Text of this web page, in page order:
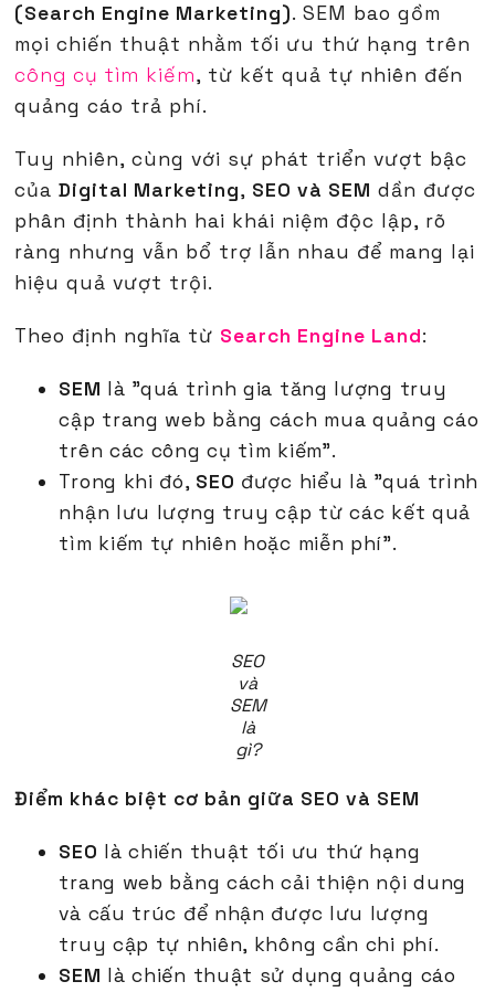
(Search Engine Marketing). SEM bao gồm
mọi chiến thuật nhằm tối ưu thứ hạng trên
công cụ tìm kiếm, từ kết quả tự nhiên đến
quảng cáo trả phí.
Tuy nhiên, cùng với sự phát triển vượt bậc
củaDigital Marketing, SEO và SEM dần được
phân định thành hai khái niệm độc lập, rõ
ràng nhưng vẫn bổ trợ lẫn nhau để mang lại
hiệu quả vượt trội.
Theo định nghĩa từ Search Engine Land:
SEM là "quá trình gia tăng lượng truy
cập trang web bằng cách mua quảng cáo
trên các công cụ tìm kiếm".
Trong khi đó, SEO được hiểu là "quá trình
nhận lưu lượng truy cập từ các kết quả
tìm kiếm tự nhiên hoặc miễn phí".
SEO
và
SEM
là
gì?
Điểm khác biệt cơ bản giữa SEO và SEM
SEO là chiến thuật tối ưu thứ hạng
trang web bằng cách cải thiện nội dung
và cấu trúc để nhận được lưu lượng
truy cập tự nhiên, không cần chi phí.
SEM là chiến thuật sử dụng quảng cáo